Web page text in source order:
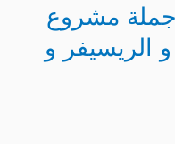
مشروع
و